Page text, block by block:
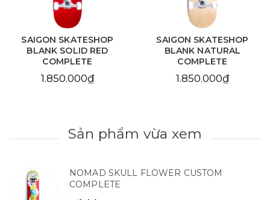
SAIGON SKATESHOP
BLANK SOLID RED
COMPLETE
1.850.000₫
SAIGON SKATESHOP
BLANK NATURAL
COMPLETE
1.850.000₫
Sản phẩm vừa xem
NOMAD SKULL FLOWER CUSTOM
COMPLETE